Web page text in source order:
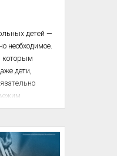
детей —
необходимое.
которым
дети,
врачом,
сестры и